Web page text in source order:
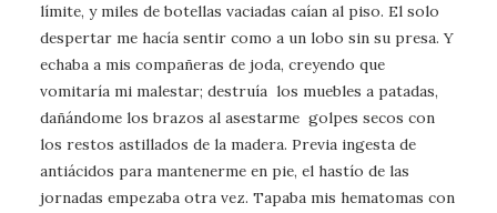
límite, y miles de botellas vaciadas caían al piso. El solo
despertar me hacía sentir como a un lobo sin su presa. Y
echaba a mis compañeras de joda, creyendo que
vomitaría mi malestar; destruía los muebles a patadas,
dañándome los brazos al asestarme golpes secos con
los restos astillados de la madera. Previa ingesta de
antiácidos para mantenerme en pie, el hastío de las
jornadas empezaba otra vez. Tapaba mis hematomas con